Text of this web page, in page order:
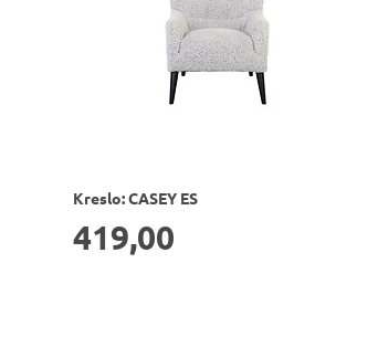
Kreslo: CASEY ES
419,00